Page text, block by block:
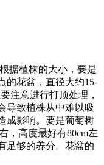
据植株的大小，要是
的花盆，直径大约15-
注意进行打顶处理，
导致植株从中难以吸
成影响。要是葡萄树
，高度最好有80cm左
足够的养分。花盆的